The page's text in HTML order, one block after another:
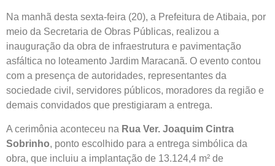
Na manhã desta sexta-feira (20), a Prefeitura de Atibaia, por
meio da Secretaria de Obras Públicas, realizou a
inauguração da obra de infraestrutura e pavimentação
asfáltica no loteamento Jardim Maracanã. O evento contou
com a presença de autoridades, representantes da
sociedade civil, servidores públicos, moradores da região e
demais convidados que prestigiaram a entrega.
A cerimônia aconteceu na Rua Ver. Joaquim Cintra
Sobrinho, ponto escolhido para a entrega simbólica da
obra, que incluiu a implantação de 13.124,4 m² de